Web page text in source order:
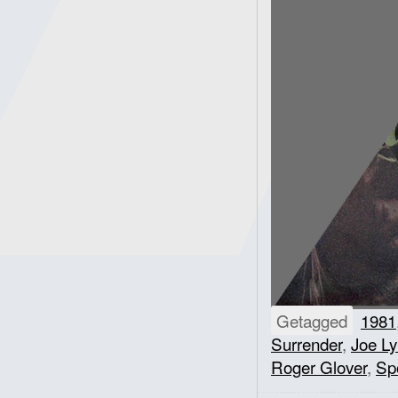
Getagged 1981
Surrender, Joe
Roger Glover,